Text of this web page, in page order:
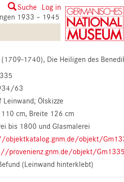
User
account
menu
Suche Log in
1933 – 1945
Heiligen des Benediktinerordens in der Glorie, 1737
63
Leinwand; Ölskizze
cm Breite 126 cm
bis 1800 und Glasmalerei
objektkatalog.gnm.de/objekt/
provenienz.gnm.de/objekt/
(Leinwand hinterklebt)